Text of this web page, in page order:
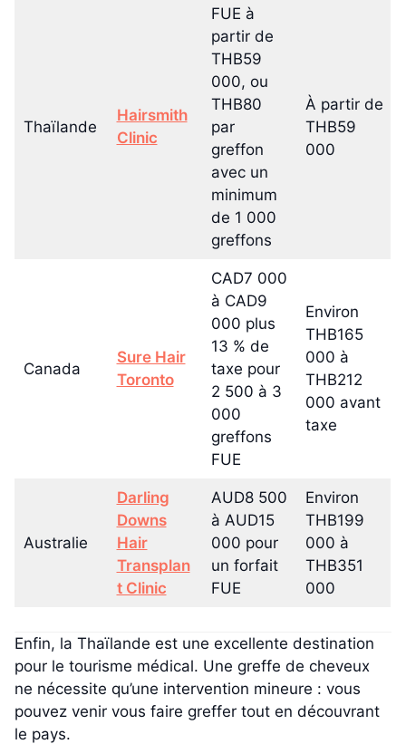
Thaïlande
Hairsmith
Clinic
FUE à
partir de
THB59
000, ou
THB80
par
greffon
avec un
minimum
de 1 000
greffons
À partir de
THB59
000
Canada
Sure Hair
Toronto
CAD7 000
à CAD9
000 plus
13 % de
taxe pour
2 500 à 3
000
greffons
FUE
Environ
THB165
000 à
THB212
000 avant
taxe
Australie
Darling
Downs
Hair
Transplan
t Clinic
AUD8 500
à AUD15
000 pour
un forfait
FUE
Environ
THB199
000 à
THB351
000
Enfin, la Thaïlande est une excellente destination
pour le tourisme médical. Une greffe de cheveux
ne nécessite qu’une intervention mineure : vous
pouvez venir vous faire greffer tout en découvrant
le pays.